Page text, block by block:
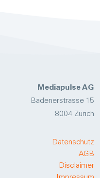
Mediapulse AG
Badenerstrasse 15
8004 Zürich
Datenschutz
AGB
Disclaimer